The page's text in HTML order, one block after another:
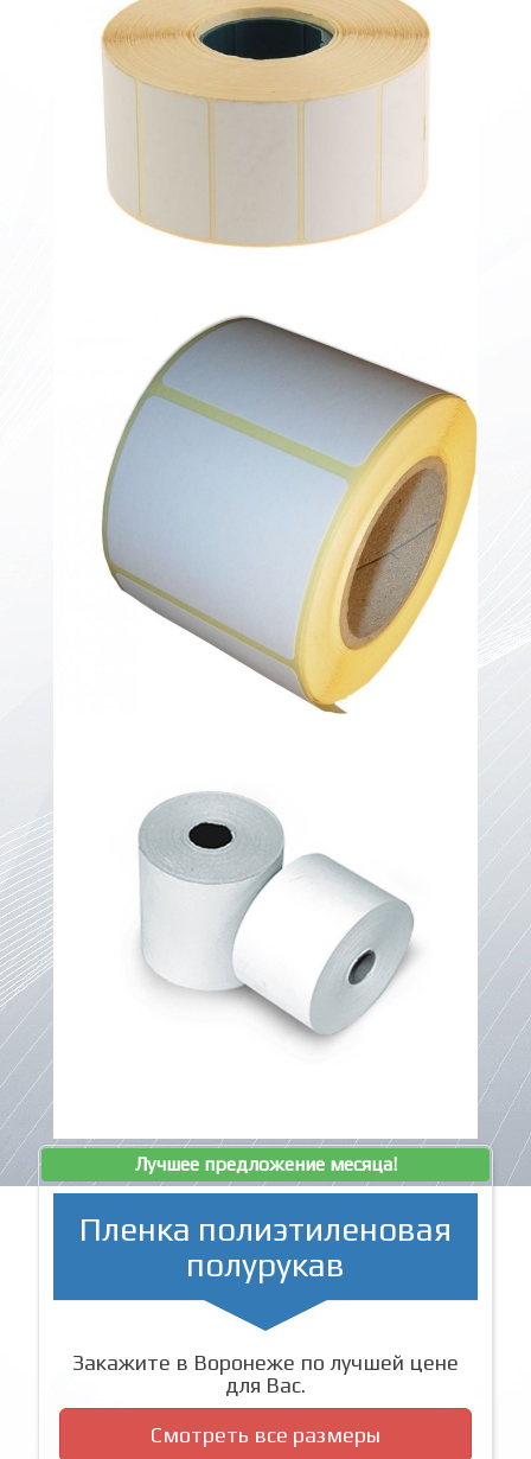
Лучшее предложение месяца!
Пленка полиэтиленовая
полурукав
Закажите в Воронеже по лучшей цене
для Вас.
Смотреть все размеры